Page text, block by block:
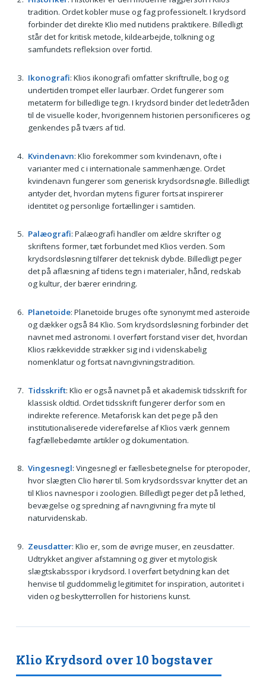
tradition. Ordet kobler muse og fag professionelt. I krydsord
forbinder det direkte Klio med nutidens praktikere. Billedligt
står det for kritisk metode, kildearbejde, tolkning og
samfundets refleksion over fortid.
Ikonografi: Klios ikonografi omfatter skriftrulle, bog og
undertiden trompet eller laurbær. Ordet fungerer som
metaterm for billedlige tegn. I krydsord binder det ledetråden
til de visuelle koder, hvorigennem historien personificeres og
genkendes på tværs af tid.
Kvindenavn: Klio forekommer som kvindenavn, ofte i
varianter med c i internationale sammenhænge. Ordet
kvindenavn fungerer som generisk krydsordsnøgle. Billedligt
antyder det, hvordan mytens figurer fortsat inspirerer
identitet og personlige fortællinger i samtiden.
Palæografi: Palæografi handler om ældre skrifter og
skriftens former, tæt forbundet med Klios verden. Som
krydsordsløsning tilfører det teknisk dybde. Billedligt peger
det på aflæsning af tidens tegn i materialer, hånd, redskab
og kultur, der bærer erindring.
Planetoide: Planetoide bruges ofte synonymt med asteroide
og dækker også 84 Klio. Som krydsordsløsning forbinder det
navnet med astronomi. I overført forstand viser det, hvordan
Klios rækkevidde strækker sig ind i videnskabelig
nomenklatur og fortsat navngivningstradition.
Tidsskrift: Klio er også navnet på et akademisk tidsskrift for
klassisk oldtid. Ordet tidsskrift fungerer derfor som en
indirekte reference. Metaforisk kan det pege på den
institutionaliserede videreførelse af Klios værk gennem
fagfællebedømte artikler og dokumentation.
Vingesnegl: Vingesnegl er fællesbetegnelse for pteropoder,
hvor slægten Clio hører til. Som krydsordssvar knytter det an
til Klios navnespor i zoologien. Billedligt peger det på lethed,
bevægelse og spredning af navngivning fra myte til
naturvidenskab.
Zeusdatter: Klio er, som de øvrige muser, en zeusdatter.
Udtrykket angiver afstamning og giver et mytologisk
slægtskabsspor i krydsord. I overført betydning kan det
henvise til guddommelig legitimitet for inspiration, autoritet i
viden og beskytterrollen for historiens kunst.
Klio Krydsord over 10 bogstaver